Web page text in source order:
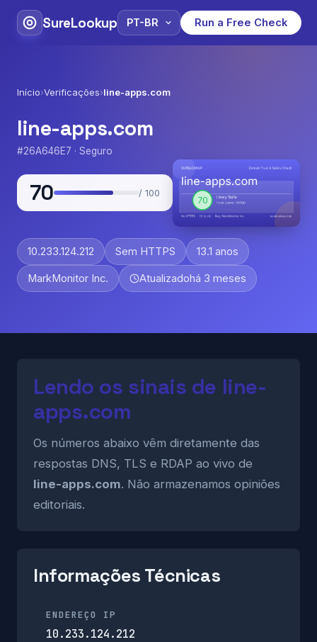
SureLookup Run a Free Check
Início›Verificações›line-apps.com
line-apps.com
#26A646E7 · Seguro
70 / 100
10.233.124.212 Sem HTTPS 13.1 anos
MarkMonitor Inc. Atualizadohá 3 meses
Lendo os sinais de line-
apps.com
Os números abaixo vêm diretamente das
respostas DNS, TLS e RDAP ao vivo de
line-apps.com. Não armazenamos opiniões
editoriais.
Informações Técnicas
ENDEREÇO IP
10.233.124.212